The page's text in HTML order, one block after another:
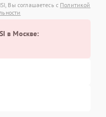
Вы соглашаетесь с Политикой
в Москве: